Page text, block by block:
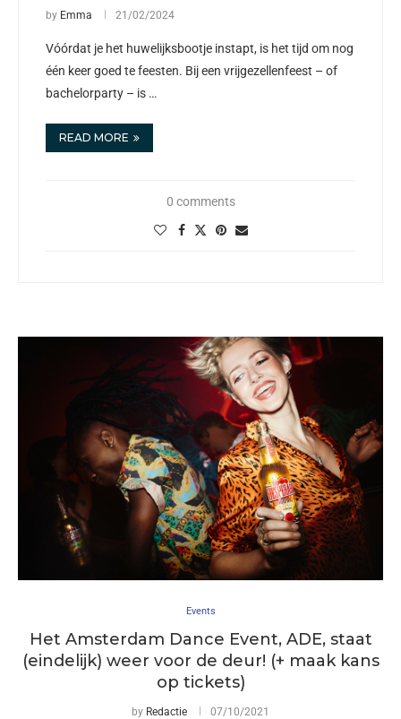
by Emma 21/02/2024
Vóórdat je het huwelijksbootje instapt, is het tijd om nog
één keer goed te feesten. Bij een vrijgezellenfeest – of
bachelorparty – is …
READ MORE
0 comments
Events
Het Amsterdam Dance Event, ADE, staat
(eindelijk) weer voor de deur! (+ maak kans
op tickets)
by Redactie 07/10/2021